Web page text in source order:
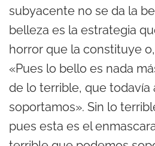
subyacente no se da la
belleza es la estrategia
horror que la constituye
«Pues lo bello es nada
de lo terrible, que todavía
soportamos». Sin lo
pues esta es el